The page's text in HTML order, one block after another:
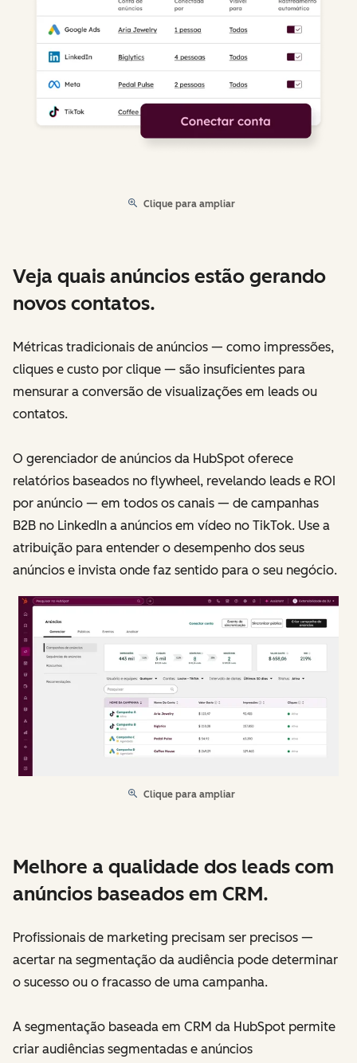
Clique para ampliar
Veja quais anúncios estão gerando
novos contatos.
Métricas tradicionais de anúncios — como impressões,
cliques e custo por clique — são insuficientes para
mensurar a conversão de visualizações em leads ou
contatos.
O gerenciador de anúncios da HubSpot oferece
relatórios baseados no flywheel, revelando leads e ROI
por anúncio — em todos os canais — de campanhas
B2B no LinkedIn a anúncios em vídeo no TikTok. Use a
atribuição para entender o desempenho dos seus
anúncios e invista onde faz sentido para o seu negócio.
Clique para ampliar
Melhore a qualidade dos leads com
anúncios baseados em CRM.
Profissionais de marketing precisam ser precisos —
acertar na segmentação da audiência pode determinar
o sucesso ou o fracasso de uma campanha.
A segmentação baseada em CRM da HubSpot permite
criar audiências segmentadas e anúncios